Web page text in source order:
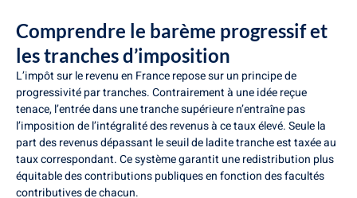
Comprendre le barème progressif et
les tranches d’imposition
L’impôt sur le revenu en France repose sur un principe de
progressivité par tranches. Contrairement à une idée reçue
tenace, l’entrée dans une tranche supérieure n’entraîne pas
l’imposition de l’intégralité des revenus à ce taux élevé. Seule la
part des revenus dépassant le seuil de ladite tranche est taxée au
taux correspondant. Ce système garantit une redistribution plus
équitable des contributions publiques en fonction des facultés
contributives de chacun.